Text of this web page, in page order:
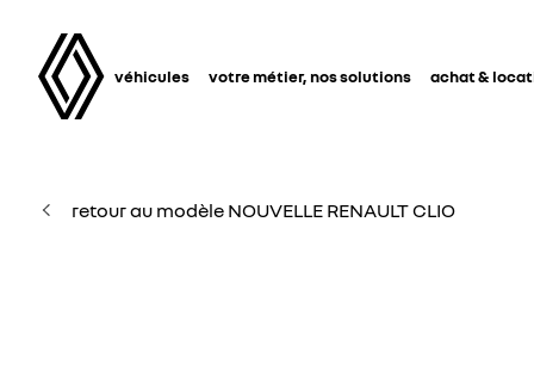
véhicules votre métier, nos solutions achat &
retour au modèle NOUVELLE RENAULT CLIO